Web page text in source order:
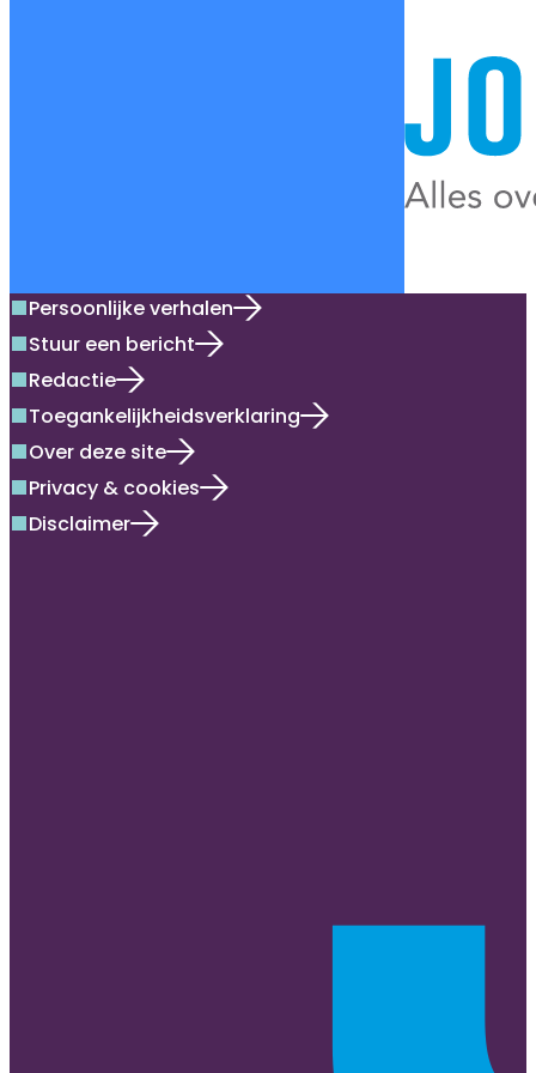
Persoonlijke verhalen
Stuur een bericht
Redactie
Toegankelijkheidsverklaring
Over deze site
Privacy & cookies
Disclaimer